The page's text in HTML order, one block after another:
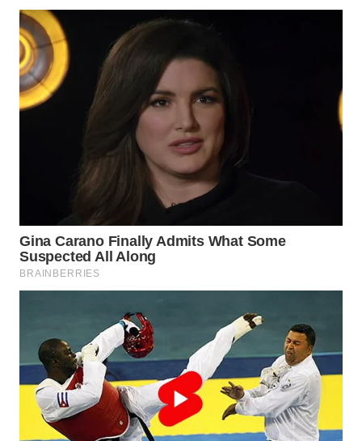
WN
INDRAMAYU
WN
KUNINGAN
WN
SUKABUMI
PURWAKARTA
WN
PRIANGAN
TIMUR